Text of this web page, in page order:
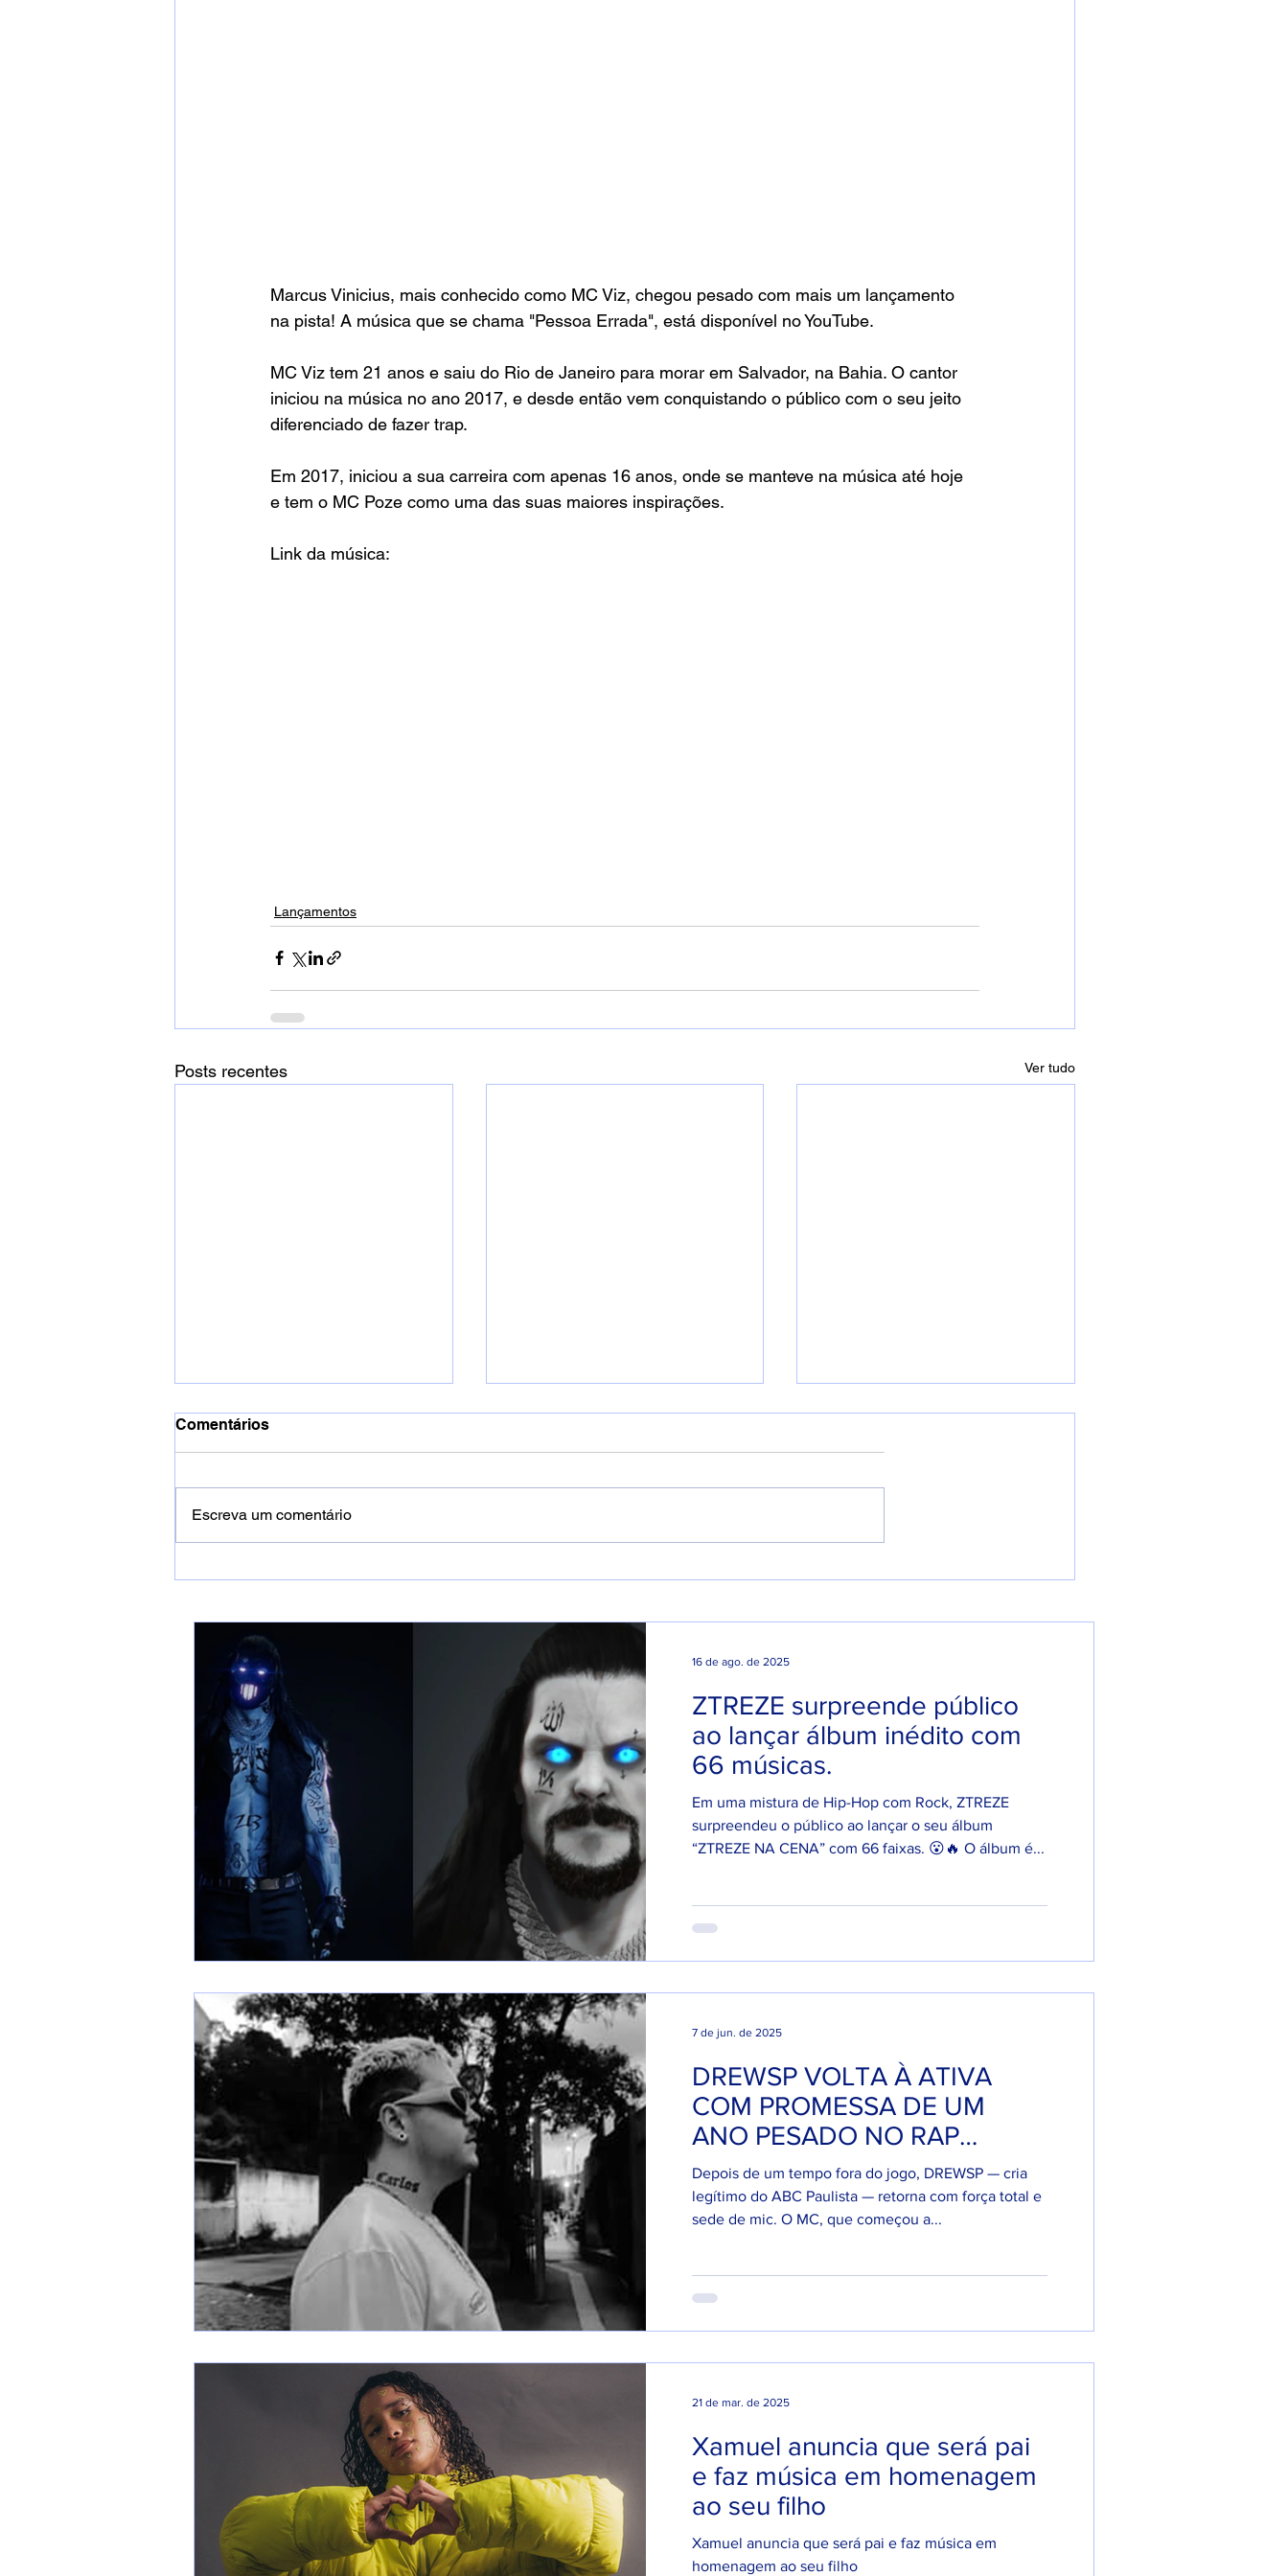
Marcus Vinicius, mais conhecido como MC Viz, chegou pesado com mais um lançamento
na pista! A música que se chama "Pessoa Errada", está disponível no YouTube.
MC Viz tem 21 anos e saiu do Rio de Janeiro para morar em Salvador, na Bahia. O cantor
iniciou na música no ano 2017, e desde então vem conquistando o público com o seu jeito
diferenciado de fazer trap.
Em 2017, iniciou a sua carreira com apenas 16 anos, onde se manteve na música até hoje
e tem o MC Poze como uma das suas maiores inspirações.
Link da música:
Lançamentos
Posts recentes Ver tudo
Comentários
Escreva um comentário
ZTREZE surpreende público
ao lançar álbum inédito com
66 músicas.
Em uma mistura de Hip-Hop com Rock, ZTREZE
surpreendeu o público ao lançar o seu álbum
“ZTREZE NA CENA” com 66 faixas. 😮🔥 O álbum é...
16 de ago. de 2025
DREWSP VOLTA À ATIVA
COM PROMESSA DE UM
ANO PESADO NO RAP
NACIONAL.
Depois de um tempo fora do jogo, DREWSP — cria
legítimo do ABC Paulista — retorna com força total e
sede de mic. O MC, que começou a...
7 de jun. de 2025
Xamuel anuncia que será pai
e faz música em homenagem
ao seu filho
Xamuel anuncia que será pai e faz música em
homenagem ao seu filho
21 de mar. de 2025